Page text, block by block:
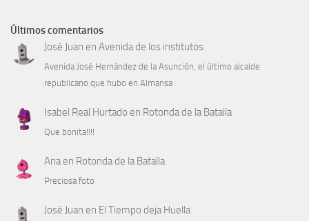
Últimos comentarios
José Juan en Avenida de los institutos
Avenida José Hernández de la Asunción, el último alcalde
republicano que hubo en Almansa
Isabel Real Hurtado en Rotonda de la Batalla
Que bonita!!!!
Anaen Rotonda de la Batalla
Preciosa foto
José Juan en El Tiempo deja Huella